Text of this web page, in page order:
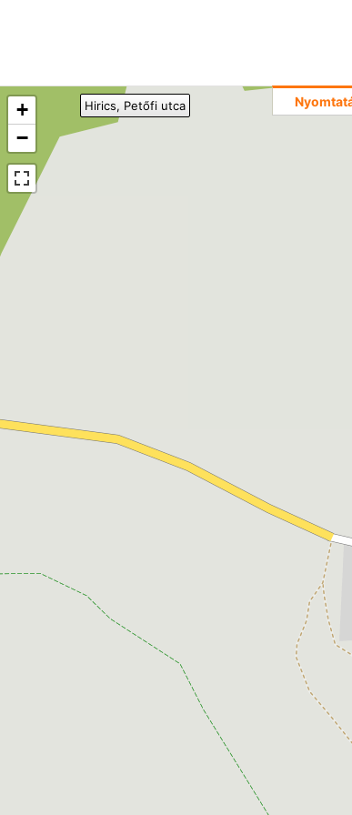
+
−
Hirics, Petőfi utca